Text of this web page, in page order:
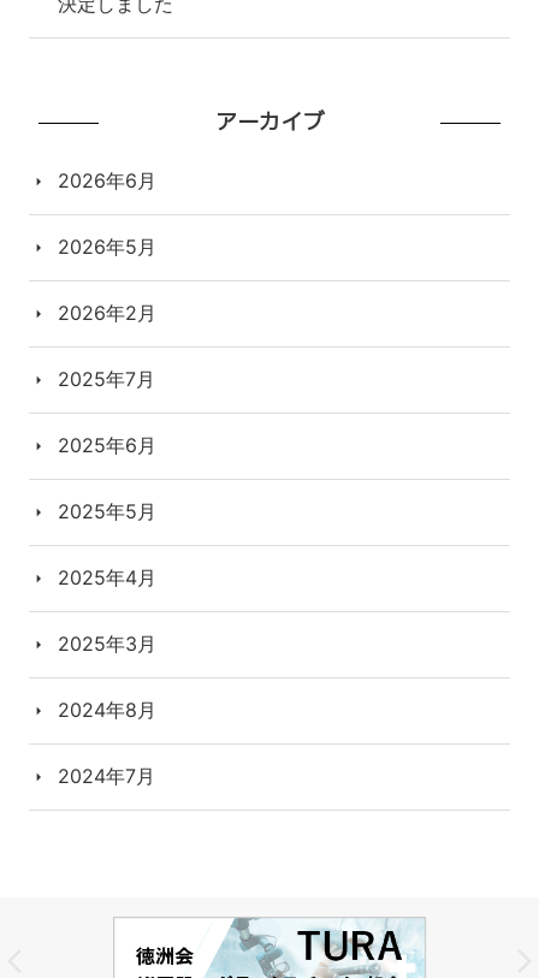
アーカイブ
2026年6月
2026年5月
2026年2月
2025年7月
2025年6月
2025年5月
2025年4月
2025年3月
2024年8月
2024年7月